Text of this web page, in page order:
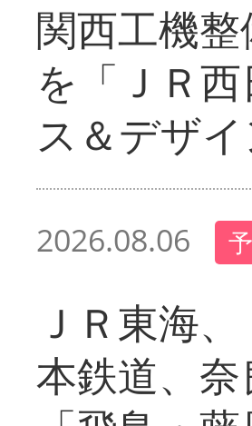
関西工機
を「ＪＲ
ス＆デザ
2026.08.06
ＪＲ東海
本鉄道、